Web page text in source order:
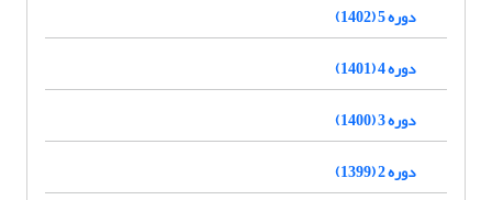
دوره 5 (1402)
دوره 4 (1401)
دوره 3 (1400)
دوره 2 (1399)